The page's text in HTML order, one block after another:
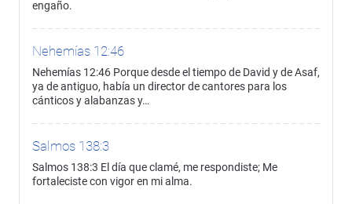
engaño.
Nehemías 12:46
Nehemías 12:46 Porque desde el tiempo de David y de Asaf,
ya de antiguo, había un director de cantores para los
cánticos y alabanzas y…
Salmos 138:3
Salmos 138:3 El día que clamé, me respondiste; Me
fortaleciste con vigor en mi alma.